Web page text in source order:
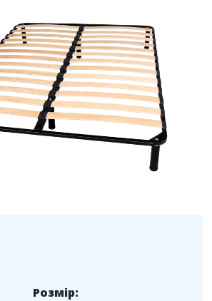
Розмір: